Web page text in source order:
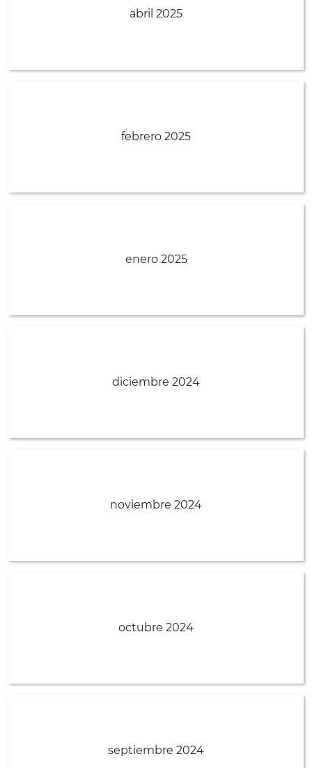
abril 2025
febrero 2025
enero 2025
diciembre 2024
noviembre 2024
octubre 2024
septiembre 2024